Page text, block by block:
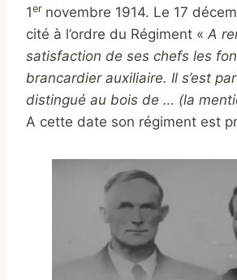
1er novembre 1914. Le 17
cité à l’ordre du Régiment « A
satisfaction de ses chefs les
brancardier auxiliaire. Il s’est
distingué au bois de … (la
A cette date son régiment est